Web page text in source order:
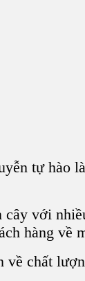
tự hào
với
hàng về
về chất